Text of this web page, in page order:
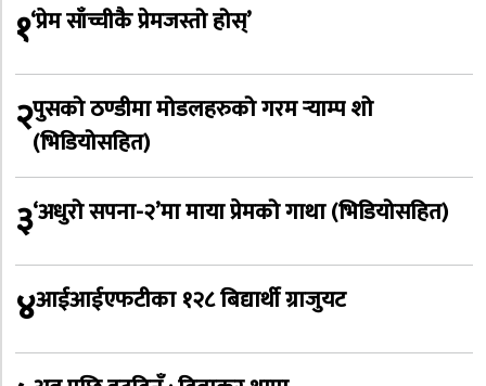
१‘प्रेम साँच्चीकै प्रेमजस्तो होस्’
२पुसको ठण्डीमा मोडलहरुको गरम र्‍याम्प शो
(भिडियोसहित)
३‘अधुरो सपना-२’मा माया प्रेमको गाथा (भिडियोसहित)
४आईआईएफटीका १२८ बिद्यार्थी ग्राजुयट